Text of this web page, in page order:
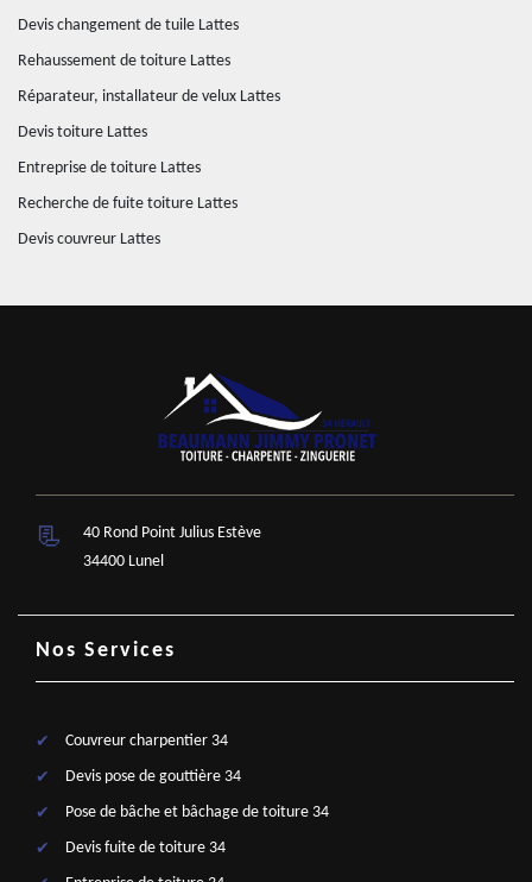
Devis changement de tuile Lattes
Rehaussement de toiture Lattes
Réparateur, installateur de velux Lattes
Devis toiture Lattes
Entreprise de toiture Lattes
Recherche de fuite toiture Lattes
Devis couvreur Lattes
40 Rond Point Julius Estève
34400 Lunel
Nos Services
Couvreur charpentier 34
Devis pose de gouttière 34
Pose de bâche et bâchage de toiture 34
Devis fuite de toiture 34